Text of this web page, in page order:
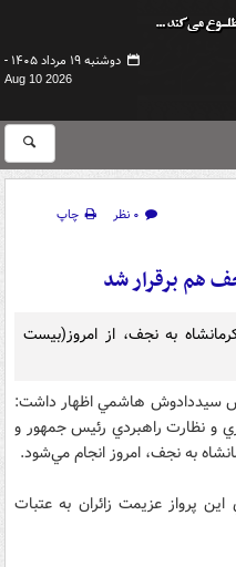
دوشنبه ۱۹ مرداد ۱۴۰۵ -
Aug 10 2026
۰ نظر
چاپ
هم برقرار شد
به نجف، از امروز(بيست
سيددادوش هاشمي اظهار داشت:
و نظارت راهبردي رئيس جمهور و
به نجف، امروز انجام مي‌شود.
اين پرواز عزيمت زائران به عتبات